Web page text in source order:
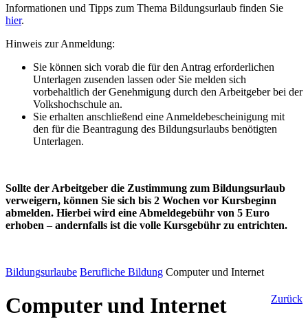
Informationen und Tipps zum Thema Bildungsurlaub finden Sie
hier.
Hinweis zur Anmeldung:
Sie können sich vorab die für den Antrag erforderlichen
Unterlagen zusenden lassen oder Sie melden sich
vorbehaltlich der Genehmigung durch den Arbeitgeber bei der
Volkshochschule an.
Sie erhalten anschließend eine Anmeldebescheinigung mit
den für die Beantragung des Bildungsurlaubs benötigten
Unterlagen.
Sollte der Arbeitgeber die Zustimmung zum Bildungsurlaub
verweigern, können Sie sich bis 2 Wochen vor Kursbeginn
abmelden. Hierbei wird eine Abmeldegebühr von 5 Euro
erhoben – andernfalls ist die volle Kursgebühr zu entrichten.
Bildungsurlaube Berufliche Bildung Computer und Internet
Zurück
Computer und Internet